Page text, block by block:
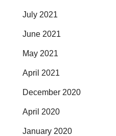
July 2021
June 2021
May 2021
April 2021
December 2020
April 2020
January 2020